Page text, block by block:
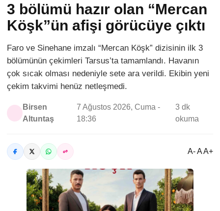
3 bölümü hazır olan “Mercan
Köşk”ün afişi görücüye çıktı
Faro ve Sinehane imzalı “Mercan Köşk” dizisinin ilk 3
bölümünün çekimleri Tarsus’ta tamamlandı. Havanın
çok sıcak olması nedeniyle sete ara verildi. Ekibin yeni
çekim takvimi henüz netleşmedi.
Birsen
Altuntaş
7 Ağustos 2026, Cuma -
18:36
3 dk
okuma
A- A A+